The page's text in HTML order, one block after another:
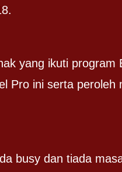
yang ikuti program
Pro ini serta peroleh
busy dan tiada